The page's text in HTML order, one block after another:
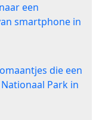
een
smartphone in
die een
Park in